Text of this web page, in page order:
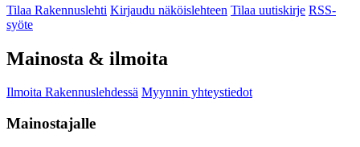
Tilaa Rakennuslehti Kirjaudu näköislehteen Tilaa uutiskirje RSS-
syöte
Mainosta & ilmoita
Ilmoita Rakennuslehdessä Myynnin yhteystiedot
Mainostajalle